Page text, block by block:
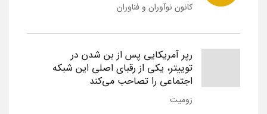
کانون نوآوران و فناوران
رپر آمریکایی پس از بن شدن در
توییتر، یکی از رقبای اصلی این شبکه
اجتماعی را تصاحب می‌کند
زومیت